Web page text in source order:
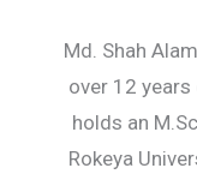
Md. Shah
over 12
holds an
Rokeya